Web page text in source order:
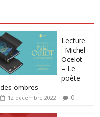
Lecture
: Michel
Ocelot
– Le
poète
des ombres
12 décembre 2022 0